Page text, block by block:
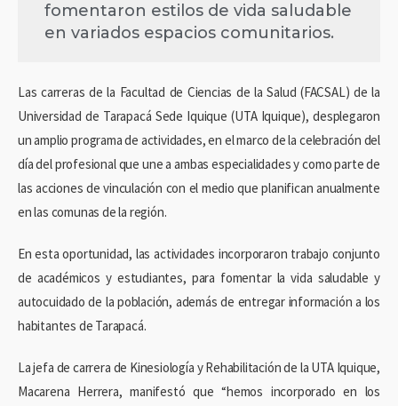
fomentaron estilos de vida saludable
en variados espacios comunitarios.
Las carreras de la Facultad de Ciencias de la Salud (FACSAL) de la
Universidad de Tarapacá Sede Iquique (UTA Iquique), desplegaron
un amplio programa de actividades, en el marco de la celebración del
día del profesional que une a ambas especialidades y como parte de
las acciones de vinculación con el medio que planifican anualmente
en las comunas de la región.
En esta oportunidad, las actividades incorporaron trabajo conjunto
de académicos y estudiantes, para fomentar la vida saludable y
autocuidado de la población, además de entregar información a los
habitantes de Tarapacá.
La jefa de carrera de Kinesiología y Rehabilitación de la UTA Iquique,
Macarena Herrera, manifestó que “hemos incorporado en los